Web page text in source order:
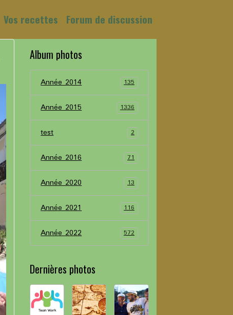
Vos recettes Forum de discussion
Album photos
Année 2014 135
Année 2015 1336
test 2
Année 2016 71
Année 2020 13
Année 2021 116
Année 2022 572
Dernières photos